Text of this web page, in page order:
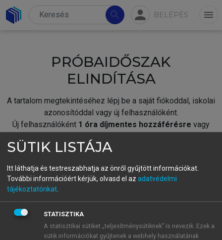
search person BELÉPÉS menu
PRÓBAIDŐSZAK
ELINDÍTÁSA
A tartalom megtekintéséhez lépj be a saját fiókoddal, iskolai
azonosítóddal vagy új felhasználóként.
Új felhasználóként 1 óra díjmentes hozzáférésre vagy
fiókoddal,vagy hozz létre új fiókot.
A regisztráció után apróbaidőszakautomatikusan
BELÉPÉS SAJÁT FIÓKKAL
SÜTIK LISTÁJA
Itt láthatja és testreszabhatja az önről gyűjtött információkat.
További információért kérjük, olvasd el az adatvédelmi
tájékoztatónkat
STATISZTIKA
A statisztikai sütiket „teljesítménysütiknek” is nevezik. Ezek a
sütik információkat gyűjtenek a webhely használatának